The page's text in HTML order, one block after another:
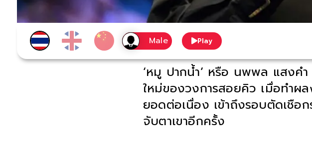
Play
‘หมู ปากน้ำ’ หรือ นพพล แสงค
ใหม่ของวงการสอยคิว เมื่อทำ
ยอดต่อเนื่อง เข้าถึงรอบตัดเชือ
จับตาเขาอีกครั้ง